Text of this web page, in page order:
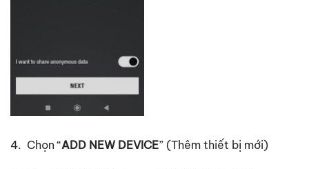
4. Chọn “ADD NEW DEVICE” (Thêm thiết bị mới)